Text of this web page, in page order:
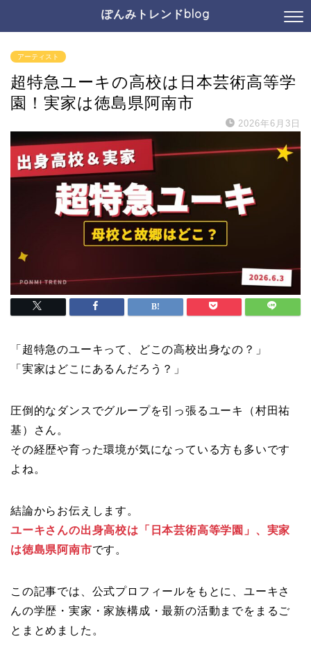
ぽんみトレンドblog
アーティスト
超特急ユーキの高校は日本芸術高等学
園！実家は徳島県阿南市
2026年6月3日
「超特急のユーキって、どこの高校出身なの？」
「実家はどこにあるんだろう？」
圧倒的なダンスでグループを引っ張るユーキ（村田祐
基）さん。
その経歴や育った環境が気になっている方も多いです
よね。
結論からお伝えします。
ユーキさんの出身高校は「日本芸術高等学園」、実家
は徳島県阿南市です。
この記事では、公式プロフィールをもとに、ユーキさ
んの学歴・実家・家族構成・最新の活動までをまるご
とまとめました。